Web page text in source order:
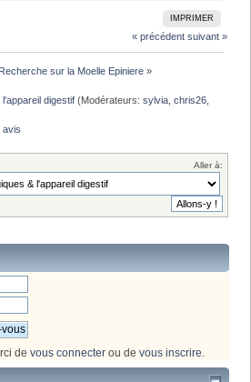
IMPRIMER
« précédent suivant »
sur la Moelle Epiniere »
digestif (Modérateurs:sylvia ,chris26
avis
Aller à:
de vous connecter ou de vous inscrire